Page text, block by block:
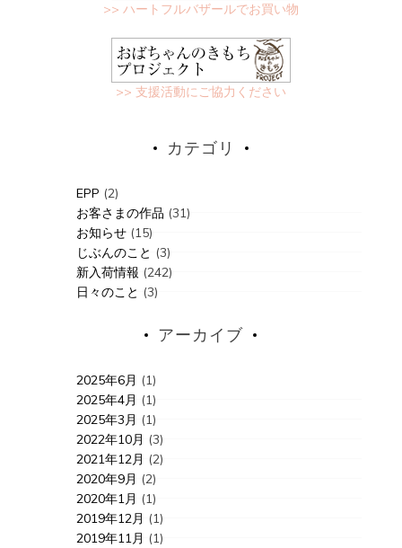
>> ハートフルバザールでお買い物
>> 支援活動にご協力ください
カテゴリ
EPP (2)
お客さまの作品 (31)
お知らせ(15)
じぶんのこと (3)
新入荷情報 (242)
日々のこと (3)
アーカイブ
2025年6月 (1)
2025年4月 (1)
2025年3月 (1)
2022年10月 (3)
2021年12月 (2)
2020年9月 (2)
2020年1月 (1)
2019年12月 (1)
2019年11月 (1)